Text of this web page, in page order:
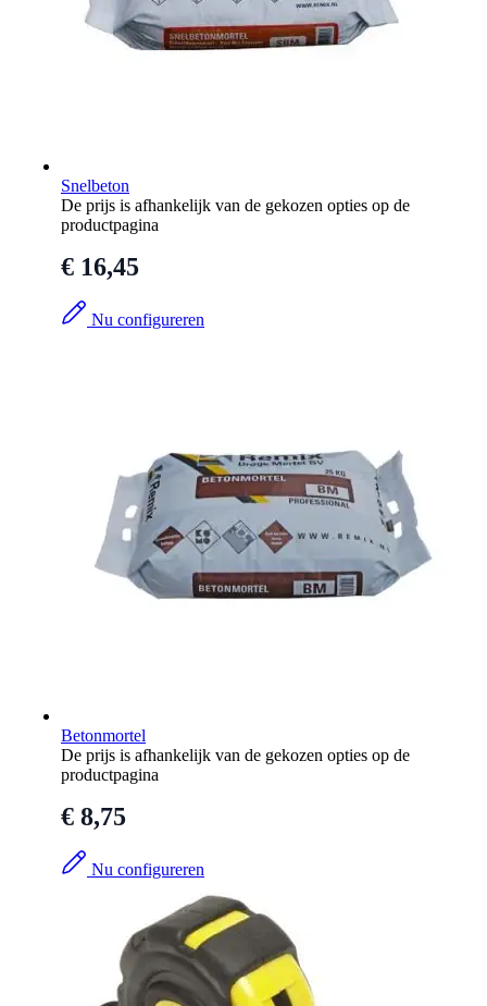
Snelbeton
De prijs is afhankelijk van de gekozen opties op de
productpagina
€ 16,45
Nu configureren
Betonmortel
De prijs is afhankelijk van de gekozen opties op de
productpagina
€ 8,75
Nu configureren